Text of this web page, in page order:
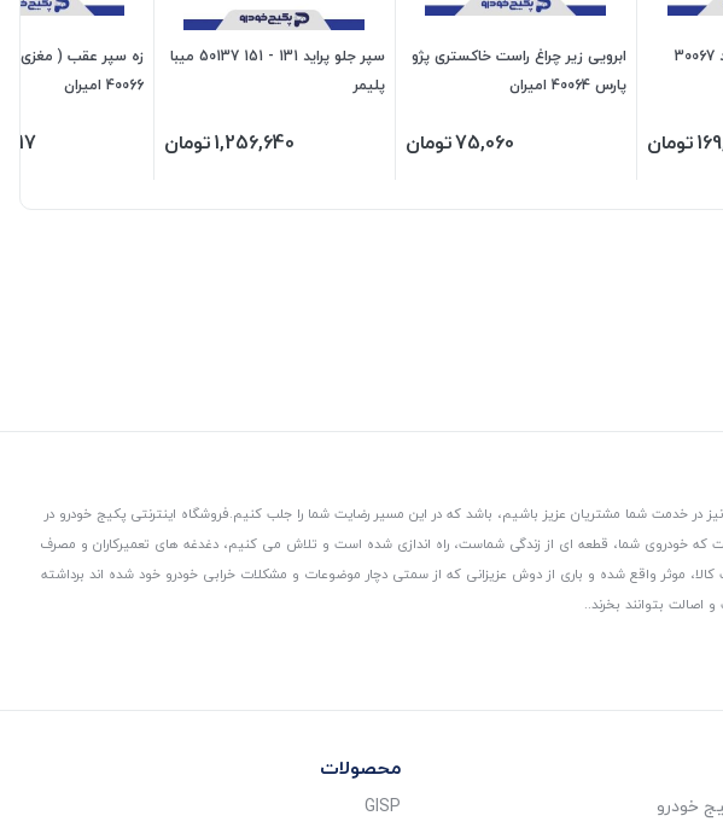
شلگیر عقب راست سمند 30067
تومان
ابرویی زیر چراغ راست خاکستری پژو
پارس 40064 امیران
75,060تومان
سپر جلو پراید 131 - 151 50137 میبا
پلیمر
1,256,640تومان
40066 امیران
در خدمت شما مشتریان عزیز باشیم، باشد که در این مسیر رضایت شما را جلب کنیم.فروشگاه اینترنتی پکیج خودرو در
که خودروی شما، قطعه ای از زندگی شماست، راه اندازی شده است و تلاش می کنیم، دغدغه های تعمیرکاران و مصرف
موثر واقع شده و باری از دوش عزیزانی که از سمتی دچار موضوعات و مشکلات خرابی خودرو خود شده اند برداشته
بتوانند بخرند..
خودرو
محصولات
GISP